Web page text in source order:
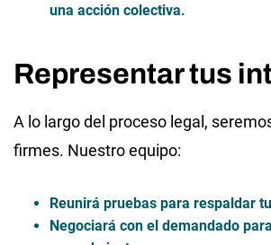
una acción colectiva.
Representar tus
A lo largo del proceso legal,
firmes. Nuestro equipo:
Reunirá pruebas para respaldar
Negociará con el demandado